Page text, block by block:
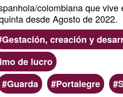
colombiana que
desde Agosto de 2022.
Gestación, creación y
de lucro
Guarda Portalegre